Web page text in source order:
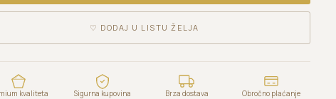
♡ DODAJ U LISTU ŽELJA
kvaliteta Sigurna kupovina Brza dostava Obročno plaćanje